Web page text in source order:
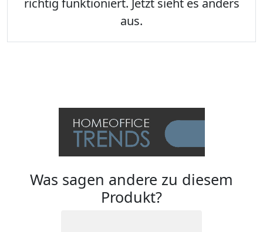
richtig funktioniert. Jetzt sieht es anders
aus.
Was sagen andere zu diesem
Produkt?